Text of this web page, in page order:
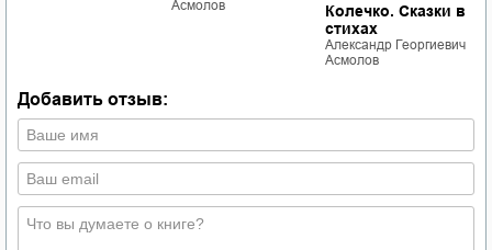
Асмолов
Колечко. Сказки в
стихах
Александр Георгиевич
Асмолов
Добавить отзыв: